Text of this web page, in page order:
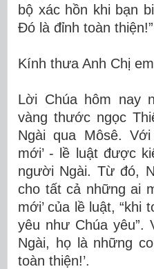
bộ xác hồn khi bạn
Đó là đỉnh toàn
Kính thưa Anh Chị
Lời Chúa hôm nay
vàng thước ngọc
Ngài qua Môsê.
mới’ - lề luật được
người Ngài. Từ đó,
cho tất cả những ai
mới’ của lề luật, “khi
yêu như Chúa yêu”.
Ngài, họ là những
toàn thiện!’.